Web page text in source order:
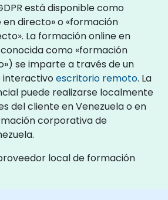
está disponible como
directo» o «formación
La formación online en
como «formación
se imparte a través de un
interactivoescritorio remoto. La
puede realizarse localmente
del cliente en Venezuela o en
corporativa de
local de formación